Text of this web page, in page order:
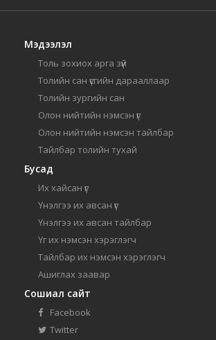
Мэдээлэл
Толь зохиох арга зүй
Толийн сан үсгийн дарааллаар
Толийн зургийн сан
Олон нийтийн нэмсэн үг
Олон нийтийн нэмсэн тайлбар
Тайлбар толийн тухай
Бусад
Их хайсан үг
Үнэлгээ их авсан үг
Үнэлгээ их авсан тайлбар
Үг их нэмсэн хэрэглэгч
Тайлбар их нэмсэн хэрэглэгч
Ашиглах заавар
Сошиал сайт
Facebook
Twitter